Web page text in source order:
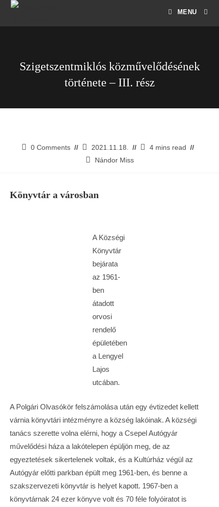
MENU
Szigetszentmiklós közművelődésének
története – III. rész
0 Comments 2021.11.18.
4 mins read
Nándor Miss
Könyvtár a városban
A Községi
Könyvtár
bejárata
az 1961-
ben
átadott
orvosi
rendelő
épületében
a Lengyel
Lajos
utcában.
A Polgári Olvasókör felszámolása után egy évtizedet kellett
várnia könyvtári intézményre a község lakóinak. A községi
tanács szerette volna elérni, hogy a Csepel Autógyár
művelődési háza a lakótelepen épüljön meg, de az
egyeztetések sikertelenek voltak, és a Kultúrház végül az
Autógyár előtti parkban épült meg 1961-ben, és benne a
szakszervezeti könyvtár is helyet kapott. 1967-ben a
könyvtárnak 24 ezer könyve volt és 70 féle folyóiratot is